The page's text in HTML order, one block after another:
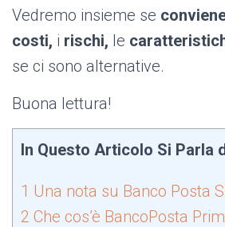
Vedremo insieme se
costi, i rischi, le
se ci sono alternative.
Buona lettura!
In Questo Articolo Si Parla
1 Una nota su Banco Posta
2 Che cos’è BancoPosta